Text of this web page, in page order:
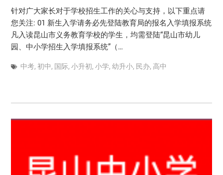
针对广大家长对于学校招生工作的关心与支持，以下重点请
您关注: 01 新生入学请务必先登陆教育局的报名入学填报系统
凡入读昆山市义务教育学校的学生，均需登陆“昆山市幼儿
园、中小学招生入学填报系统”（…
中考, 初中, 国际, 小升初, 小学, 幼升小, 民办, 高中